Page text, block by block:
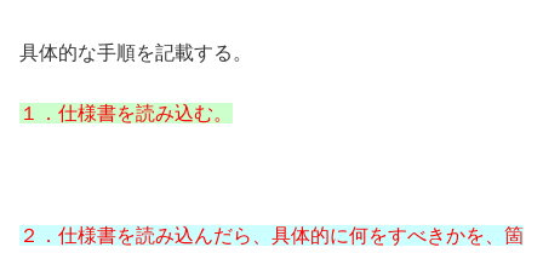
具体的な手順を記載する。
１．仕様書を読み込む。
２．仕様書を読み込んだら、具体的に何をすべきかを、箇